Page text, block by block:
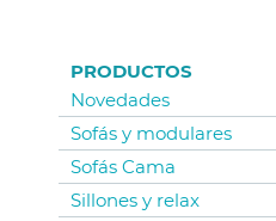
PRODUCTOS
Novedades
Sofás y modulares
Sofás Cama
Sillones y relax